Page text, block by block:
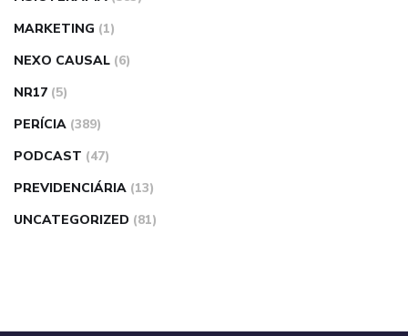
MARKETING (1)
NEXO CAUSAL (6)
NR17 (5)
PERÍCIA (389)
PODCAST (47)
PREVIDENCIÁRIA (13)
UNCATEGORIZED (81)